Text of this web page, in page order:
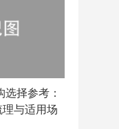
择参考：
与适用场